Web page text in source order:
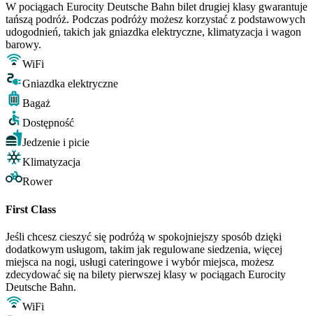
W pociągach Eurocity Deutsche Bahn bilet drugiej klasy gwarantuje
tańszą podróż. Podczas podróży możesz korzystać z podstawowych
udogodnień, takich jak gniazdka elektryczne, klimatyzacja i wagon
barowy.
WiFi
Gniazdka elektryczne
Bagaż
Dostępność
Jedzenie i picie
Klimatyzacja
Rower
First Class
Jeśli chcesz cieszyć się podróżą w spokojniejszy sposób dzięki
dodatkowym usługom, takim jak regulowane siedzenia, więcej
miejsca na nogi, usługi cateringowe i wybór miejsca, możesz
zdecydować się na bilety pierwszej klasy w pociągach Eurocity
Deutsche Bahn.
WiFi